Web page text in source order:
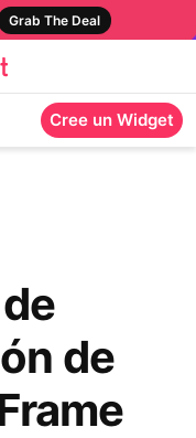
Grab The Deal
Cree un Widget
de